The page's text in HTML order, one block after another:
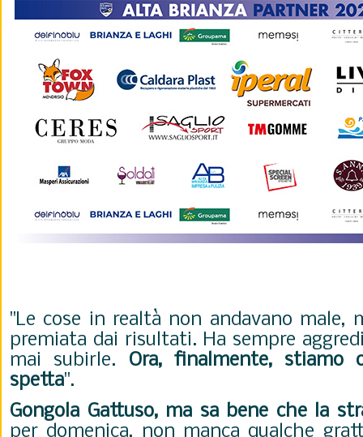
"Le cose in realtà non andavano male,
premiata dai risultati. Ha sempre
mai subirle. Ora, finalmente, stiamo
spetta".
Gongola Gattuso, ma sa bene che la
per domenica, non manca qualche